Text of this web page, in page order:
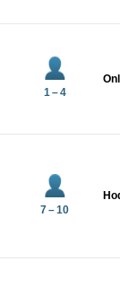
1 – 4
7 – 10